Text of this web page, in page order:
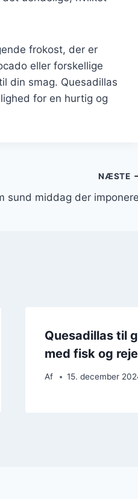
frokost, der er
eller forskellige
din smag. Quesadillas
for en hurtig og
NÆSTE
sund middag der
Quesadillas til
med fisk og
Af 15. december